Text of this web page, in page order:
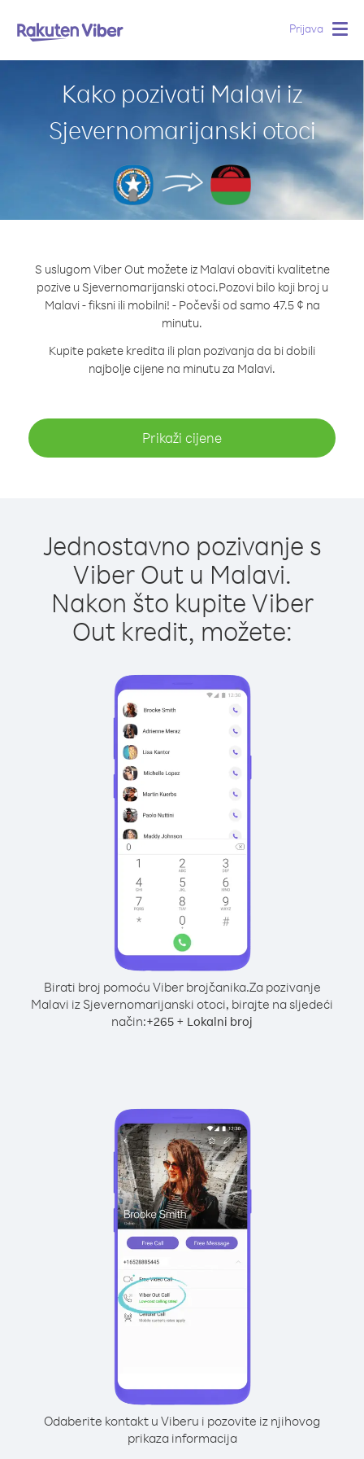
Prijava
Kako pozivati Malavi iz
Sjevernomarijanski otoci
S uslugom Viber Out možete iz Malavi obaviti kvalitetne
pozive u Sjevernomarijanski otoci.Pozovi bilo koji broj u
Malavi - fiksni ili mobilni! - Počevši od samo 47.5 ¢ na
minutu.
Kupite pakete kredita ili plan pozivanja da bi dobili
najbolje cijene na minutu za Malavi.
Prikaži cijene
Jednostavno pozivanje s
Viber Out u Malavi.
Nakon što kupite Viber
Out kredit, možete:
Birati broj pomoću Viber brojčanika.Za pozivanje
Malavi iz Sjevernomarijanski otoci, birajte na sljedeći
način:+265 + Lokalni broj
Odaberite kontakt u Viberu i pozovite iz njihovog
prikaza informacija